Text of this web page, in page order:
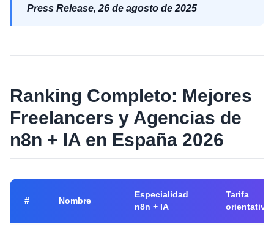
Press Release, 26 de agosto de 2025
Ranking Completo: Mejores
Freelancers y Agencias de
n8n + IA en España 2026
# Nombre
Especialidad
n8n + IA
Tarifa
orientativa